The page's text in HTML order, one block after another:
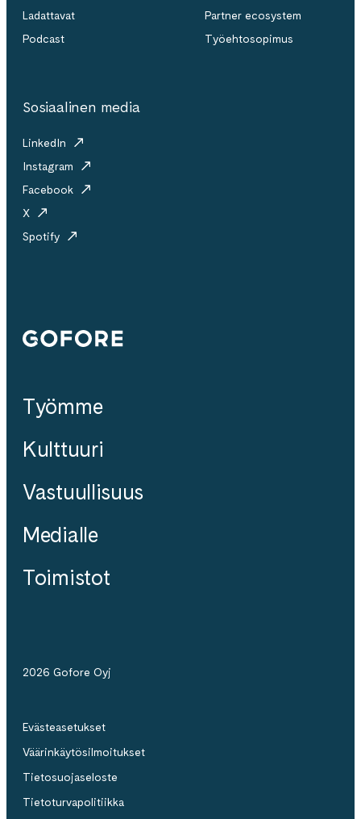
Ladattavat
Podcast
Partner ecosystem
Työehtosopimus
Sosiaalinen media
LinkedIn
Instagram
Facebook
X
Spotify
Gofore
Työmme
Kulttuuri
Vastuullisuus
Medialle
Toimistot
2026 Gofore Oyj
Evästeasetukset
Väärinkäytösilmoitukset
Tietosuojaseloste
Tietoturvapolitiikka